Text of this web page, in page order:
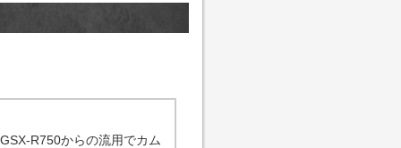
R750からの流用でカム